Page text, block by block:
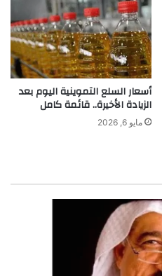
أسعار السلع التموينية اليوم بعد
الزيادة الأخيرة.. قائمة كامل
مايو 6, 2026